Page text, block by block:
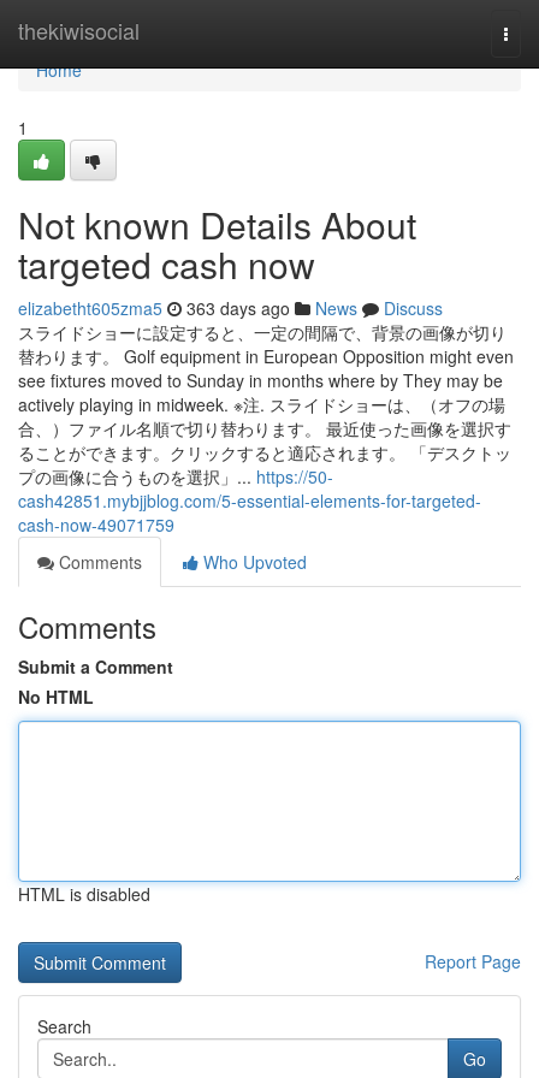
thekiwisocial
Home
Home
1
Not known Details About
targeted cash now
elizabetht605zma5 363 days ago News
Discuss
スライドショーに設定すると、一定の間隔で、背景の画像が切り
替わります。 Golf equipment in European Opposition might even
see fixtures moved to Sunday in months where by They may be
actively playing in midweek. ※注. スライドショーは、（オフの場
合、）ファイル名順で切り替わります。 最近使った画像を選択す
ることができます。クリックすると適応されます。 「デスクトッ
プの画像に合うものを選択」... https://50-
cash42851.mybjjblog.com/5-essential-elements-for-targeted-
cash-now-49071759
Comments
Who Upvoted
Comments
Submit a Comment
No HTML
HTML is disabled
Report Page
Search
Go